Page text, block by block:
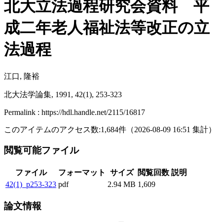
北大立法過程研究会資料 平
成二年老人福祉法等改正の立
法過程
江口, 隆裕
北大法学論集, 1991, 42(1), 253-323
Permalink : https://hdl.handle.net/2115/16817
このアイテムのアクセス数:1,684件 （2026-08-09 16:51 集計）
閲覧可能ファイル
ファイル フォーマット サイズ 閲覧回数 説明
42(1)_p253-323 pdf 2.94 MB 1,609
論文情報